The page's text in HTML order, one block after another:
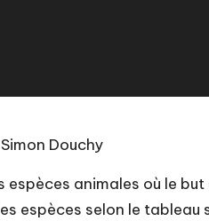
Douchy
animales où le
espèces selon le tableau